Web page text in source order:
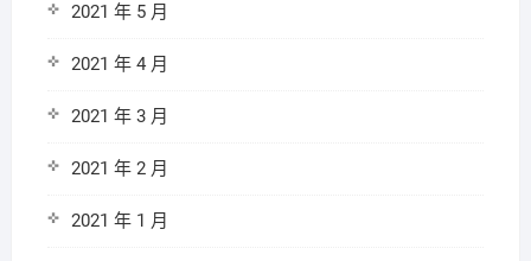
2021 年 5 月
2021 年 4 月
2021 年 3 月
2021 年 2 月
2021 年 1 月